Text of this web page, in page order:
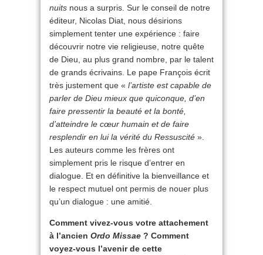
nuits nous a surpris. Sur le conseil de notre
éditeur, Nicolas Diat, nous désirions
simplement tenter une expérience : faire
découvrir notre vie religieuse, notre quête
de Dieu, au plus grand nombre, par le talent
de grands écrivains. Le pape François écrit
très justement que « l’artiste est capable de
parler de Dieu mieux que quiconque, d’en
faire pressentir la beauté et la bonté,
d’atteindre le cœur humain et de faire
resplendir en lui la vérité du Ressuscité ».
Les auteurs comme les frères ont
simplement pris le risque d’entrer en
dialogue. Et en définitive la bienveillance et
le respect mutuel ont permis de nouer plus
qu’un dialogue : une amitié.
Comment vivez-vous votre attachement
à l’ancien Ordo Missae ? Comment
voyez-vous l’avenir de cette